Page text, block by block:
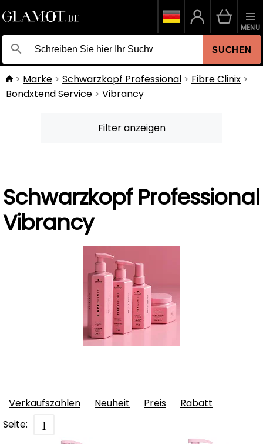
SUCHEN
MENU
Marke Schwarzkopf Professional
Fibre Clinix
Bondxtend Service
Vibrancy
Filter anzeigen
Schwarzkopf Professional
Vibrancy
Verkaufszahlen Neuheit Preis
Rabatt
Seite:
1